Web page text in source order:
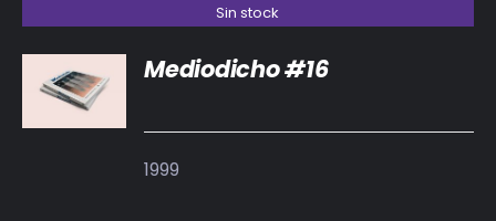
Sin stock
DETALLES
Mediodicho #16
1999